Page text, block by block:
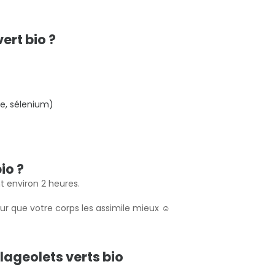
bio ?
sélenium)
?
environ 2 heures.
que votre corps les assimile mieux ☺️
verts bio